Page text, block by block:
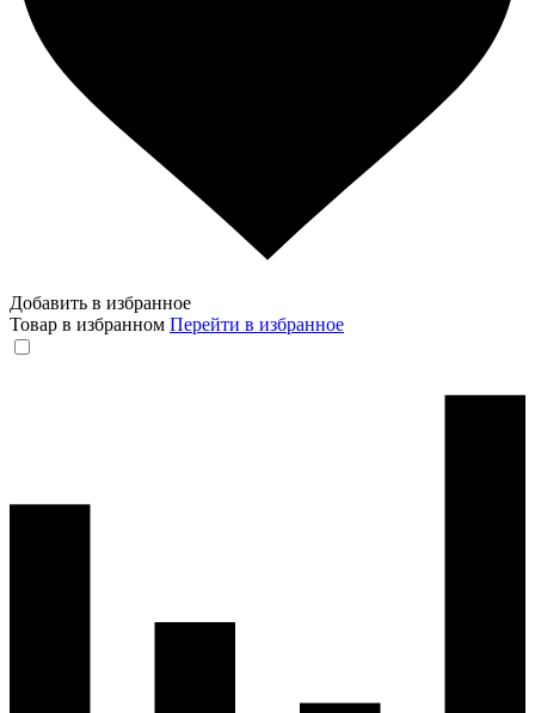
Добавить в избранное
Товар в избранном Перейти в избранное